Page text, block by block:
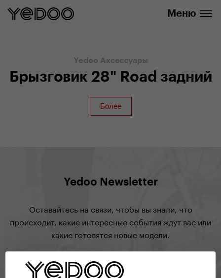
Меню
Yedoo Аксессуары
Брызговик 28" Road задний
Yedoo Newsletter
Оставайтесь на связи, чтобы вы знали, что
происходит, какие интересные события ждут вас или
какие готовятся новые модели.
подписаться на рассылку